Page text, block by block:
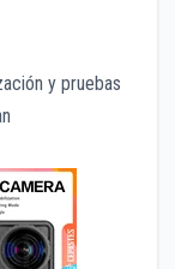
y pruebas